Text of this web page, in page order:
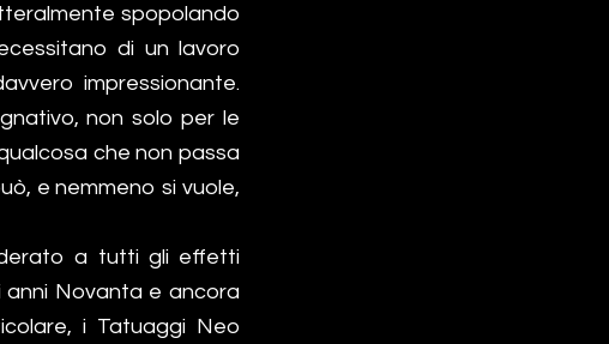
spopolando
di un lavoro
impressionante.
non solo per le
che non passa
e nemmeno si vuole,
a tutti gli effetti
anni Novanta e ancora
i Tatuaggi Neo